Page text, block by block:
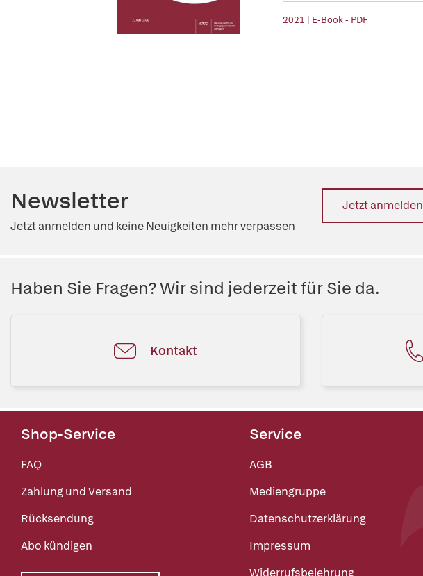
2021 | E-Book - PDF
Newsletter
Jetzt anmelden und keine Neuigkeiten mehr verpassen
Jetzt anmelden
Haben Sie Fragen? Wir sind jederzeit für Sie da.
Kontakt
Shop-Service
FAQ
Zahlung und Versand
Rücksendung
Abo kündigen
Service
AGB
Mediengruppe
Datenschutzerklärung
Impressum
Widerrufsbelehrung